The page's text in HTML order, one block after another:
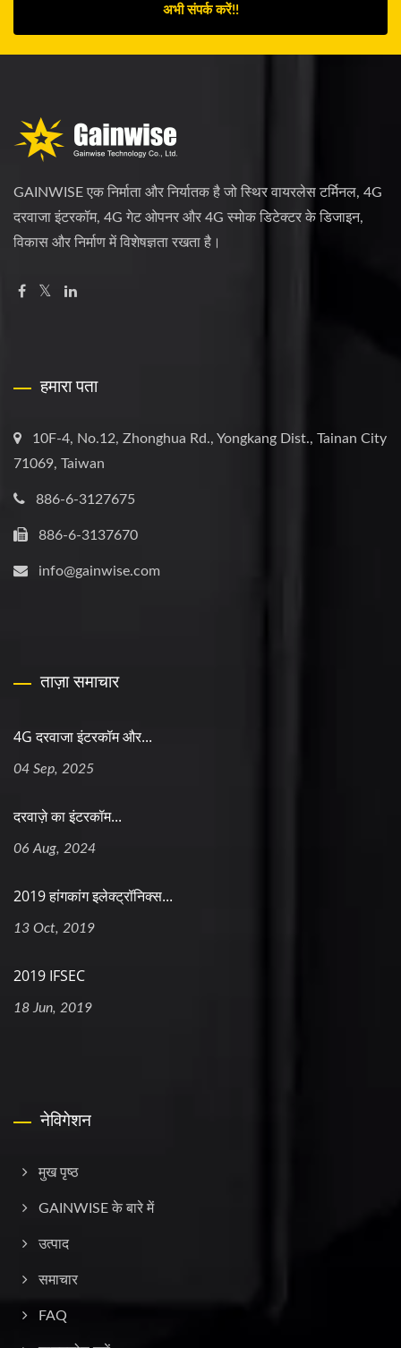
अभी संपर्क करें!!
GAINWISE एक निर्माता और निर्यातक है जो स्थिर वायरलेस टर्मिनल, 4G
दरवाजा इंटरकॉम, 4G गेट ओपनर और 4G स्मोक डिटेक्टर के डिजाइन,
विकास और निर्माण में विशेषज्ञता रखता है।
हमारा पता
10F-4, No.12, Zhonghua Rd., Yongkang Dist., Tainan City
71069, Taiwan
886-6-3127675
886-6-3137670
info@gainwise.com
ताज़ा समाचार
4G दरवाजा इंटरकॉम और...
04 Sep, 2025
दरवाज़े का इंटरकॉम...
06 Aug, 2024
2019 हांगकांग इलेक्ट्रॉनिक्स...
13 Oct, 2019
2019 IFSEC
18 Jun, 2019
नेविगेशन
मुख पृष्ठ
GAINWISE के बारे में
उत्पाद
समाचार
FAQ